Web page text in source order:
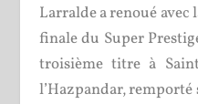
Larralde a renoué
finale du Super
troisième titre à
l’Hazpandar,